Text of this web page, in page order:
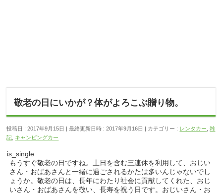
敬老の日にいかが？体がよろこぶ贈り物。
投稿日 : 2017年9月15日 最終更新日時 : 2017年9月16日 カテゴリー : レンタカー ,雑
記 キャンピングカー
is_single
もうすぐ敬老の日ですね。土日を含む三連休を利用して、おじい
さん・おばあさんと一緒に過ごされるかたは多いんじゃないでし
ょうか。敬老の日は、長年にわたり社会に貢献してくれた、おじ
いさん・おばあさんを敬い、長寿を祝う日です。おじいさん・お